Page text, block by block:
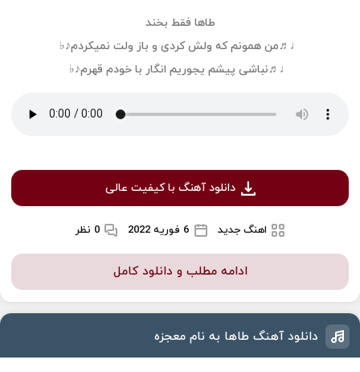
طاها فقط بخند
♩♬من همونم که ولش کردى و باز ولت نمیکردم♪♭
♩♬نباشى پیشم یجوریم انگار با خودم قهرم♪♭
دانلود آهنگ با کیفیت عالی
اهنگ جدید 6 فوریه 2022 0 نظر
ادامه مطلب و دانلود کامل
دانلود آهنگ طاها به نام معجزه